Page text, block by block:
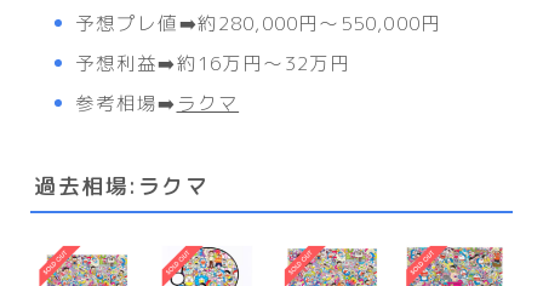
予想プレ値➡️約280,000円〜550,000円
予想利益➡️約16万円〜32万円
参考相場➡️ラクマ
過去相場:ラクマ